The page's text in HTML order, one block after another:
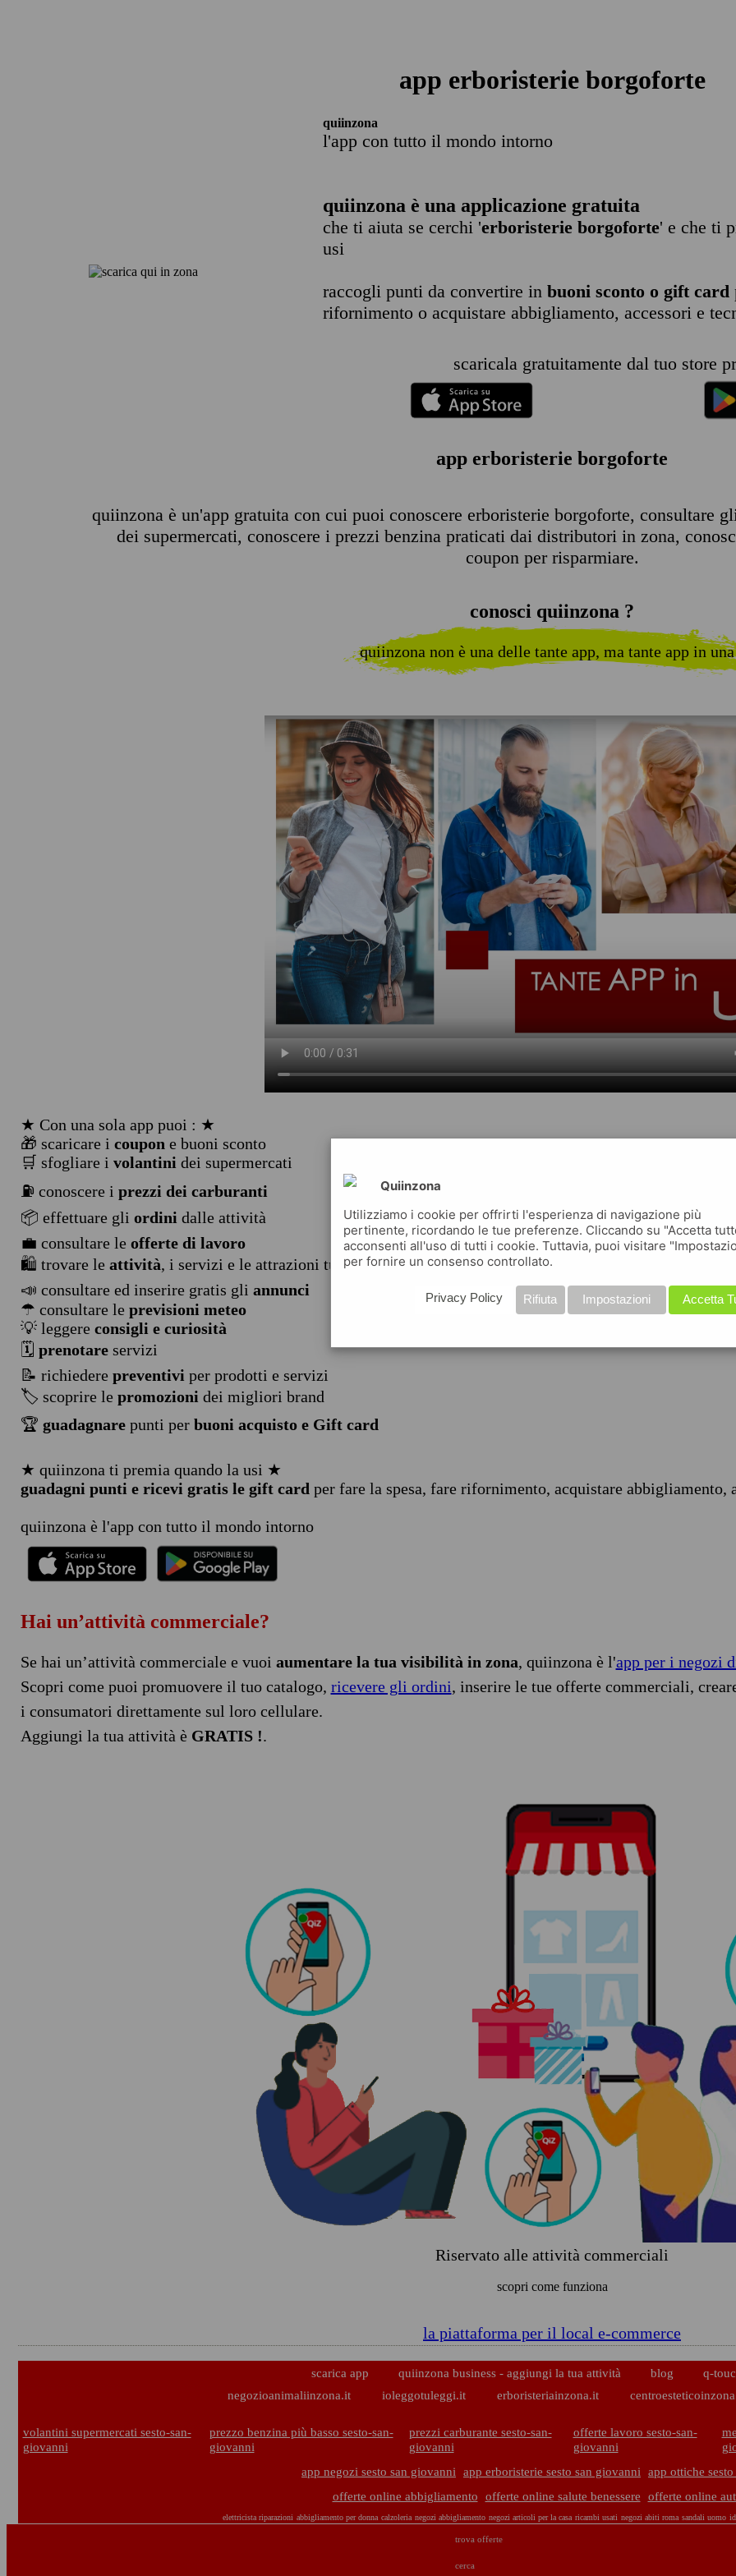
app erboristerie borgoforte
quiinzona
l'app con tutto il mondo intorno
quiinzona è una applicazione gratuita
che ti aiuta se cerchi 'erboristerie borgoforte' e che ti
usi
raccogli punti da convertire in buoni sconto o gift card
rifornimento o acquistare abbigliamento, accessori e
scaricala gratuitamente dal tuo store
app erboristerie borgoforte
quiinzona è un'app gratuita con cui puoi conoscere erboristerie borgoforte, consultare
dei supermercati, conoscere i prezzi benzina praticati dai distributori in zona,
coupon per risparmiare.
conosci quiinzona ?
quiinzona non è una delle tante app, ma tante app in
★ Con una sola app puoi : ★
🎁 scaricare i coupon e buoni sconto
🛒 sfogliare i volantini dei supermercati
⛽ conoscere i prezzi dei carburanti
📦 effettuare gli ordini dalle attività
💼 consultare le offerte di lavoro
🛍️ trovare le attività, i servizi e le attrazioni turistiche
📣 consultare ed inserire gratis gli annunci
☂ consultare le previsioni meteo
💡 leggere consigli e curiosità
🗓️ prenotareservizi
📝 richiedere preventivi per prodotti e servizi
🏷️ scoprire le promozioni dei migliori brand
🏆 guadagnarepunti per buoni acquisto e Gift card
★ quiinzona ti premia quando la usi ★
guadagni punti e ricevi gratis le gift card per fare la spesa, fare rifornimento, acquistare abbigliamento,
quiinzona è l'app con tutto il mondo intorno
Hai un’attività commerciale?
Se hai un’attività commerciale e vuoi aumentare la tua visibilità in zona, quiinzona è l'app per i negozi
Scopri come puoi promuovere il tuo catalogo, ricevere gli ordini, inserire le tue offerte commerciali,
i consumatori direttamente sul loro cellulare.
Aggiungi la tua attività è GRATIS !.
Riservato alle attività commerciali
scopri come funziona
la piattaforma per il local e-commerce
scarica app quiinzona business - aggiungi la tua attività blog
q-
negozioanimaliinzona.it
ioleggotuleggi.it erboristeriainzona.it
volantini supermercati sesto-san-
giovanni
prezzo benzina più basso sesto-san-
giovanni
prezzi carburante sesto-san-
giovanni
offerte lavoro sesto-san-
giovanni
app negozi sesto san giovanni
app erboristerie sesto san giovanni
app ottiche
offerte online abbigliamento
offerte online salute benessere offerte online
elettricista riparazioni abbigliamento per donna calzoleria negozi abbigliamento negozi articoli per la casa ricambi usati negozi abiti roma sandali uomo
trova offerte
cerca
Quiinzona
Utilizziamo i cookie per offrirti l'esperienza di navigazione più
pertinente, ricordando le tue preferenze. Cliccando su "Accetta
acconsenti all'uso di tutti i cookie. Tuttavia, puoi visitare
per fornire un consenso controllato.
Accetta
Impostazioni
Rifiuta
Privacy Policy